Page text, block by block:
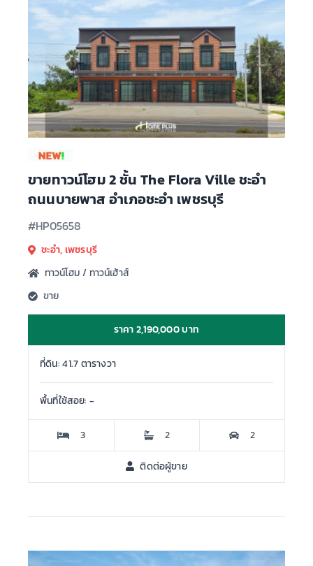
ขายทาวน์โฮม 2 ชั้น The Flora Ville ชะอำ
ถนนบายพาส อำเภอชะอำ เพชรบุรี
#HP05658
ชะอำ, เพชรบุรี
ทาวน์โฮม / ทาวน์เฮ้าส์
ขาย
ราคา 2,190,000 บาท
ที่ดิน: 41.7 ตารางวา
พื้นที่ใช้สอย: -
3 2 2
ติดต่อผู้ขาย